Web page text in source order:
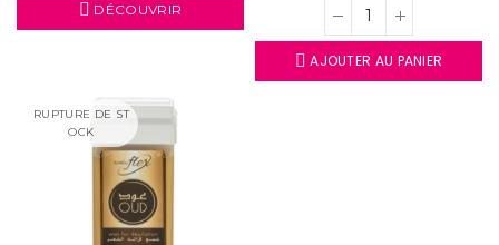
DÉCOUVRIR
AJOUTER AU PANIER
RUPTURE DE ST
OCK